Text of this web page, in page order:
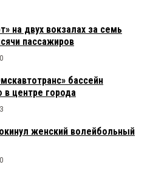
на двух вокзалах за семь
пассажиров
бассейн
центре города
женский волейбольный